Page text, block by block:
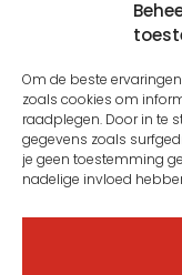
Om de beste
zoals cookies om
raadplegen. Door in te
gegevens zoals
je geen toestemming
nadelige invloed
Klantenservice
Gesloten van 27 t/
Maandag: 10:00 tot
Dinsdag: 10:00
Woensdag: 10:00